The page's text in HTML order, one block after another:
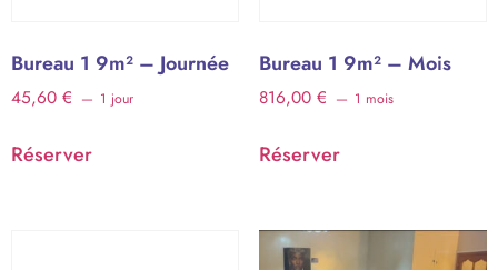
Bureau 1 9m² – Journée
45,60 € 1 jour
Réserver
Bureau 1 9m² – Mois
816,00 € 1 mois
Réserver